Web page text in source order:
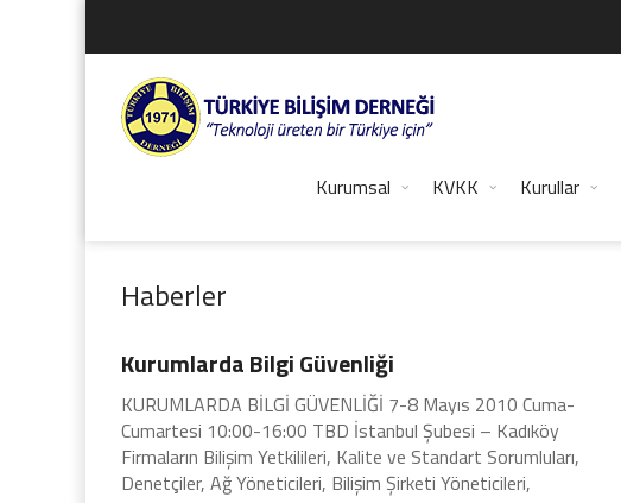
Kurumsal KVKK Kurullar
Haberler
Haberler
Kurumlarda Bilgi Güvenliği
KURUMLARDA BİLGİ GÜVENLİĞİ 7-8 Mayıs 2010 Cuma-
Cumartesi 10:00-16:00 TBD İstanbul Şubesi – Kadıköy
Firmaların Bilişim Yetkilileri, Kalite ve Standart Sorumluları,
Denetçiler, Ağ Yöneticileri, Bilişim Şirketi Yöneticileri,